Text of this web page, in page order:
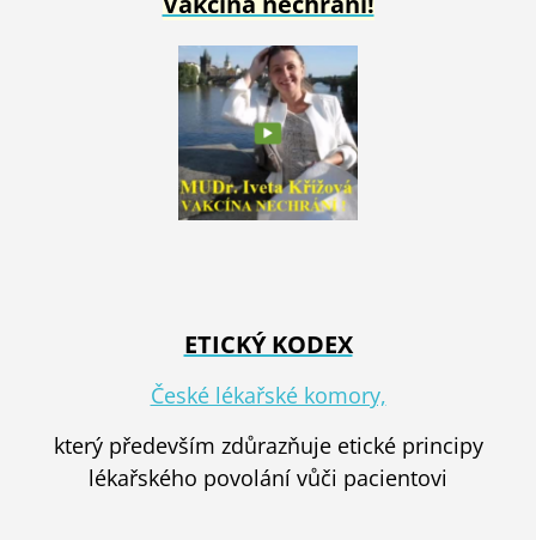
ETICKÝ KODEX
České lékařské komory,
který především zdůrazňuje etické principy
lékařského povolání vůči pacientovi